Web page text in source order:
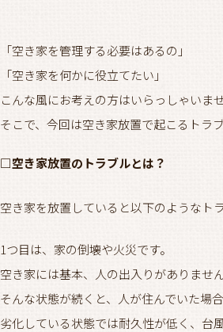
「空き家を管理する必要はあるの」
「空き家を何かに役立てたい」
こんな風にお考えの方はいらっしゃいませ
そこで、今回は空き家放置で起こるトラ
□空き家放置のトラブルとは？
空き家を放置していると以下のようなト
1つ目は、家の倒壊や火災です。
空き家には基本、人の出入りがありません
そんな状態が続くと、人が住んでいた場
劣化している状態では耐久性が低く、台